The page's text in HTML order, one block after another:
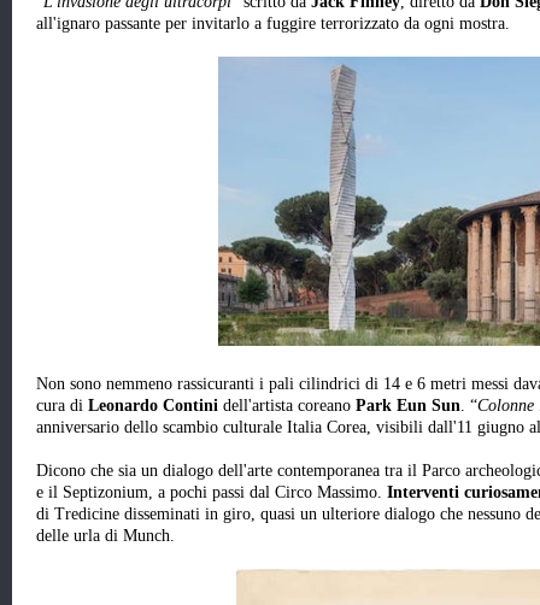
all'ignaro passante per invitarlo a fuggire terrorizzato da ogni mostra.
Non sono nemmeno rassicuranti i pali cilindrici di 14 e 6 metri messi
cura di Leonardo Contini dell'artista coreano Park Eun Sun. “
anniversario dello scambio culturale Italia Corea, visibili dall'11 giugno
Dicono che sia un dialogo dell'arte contemporanea tra il Parco
e il Septizonium, a pochi passi dal Circo Massimo. Interventi
di Tredicine disseminati in giro, quasi un ulteriore dialogo che nessuno
delle urla di Munch.